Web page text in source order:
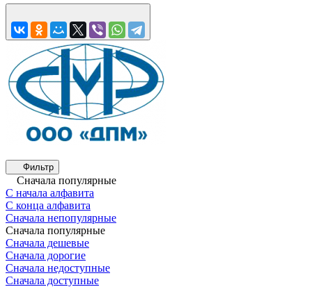
Фильтр
Сначала популярные
С начала алфавита
С конца алфавита
Сначала непопулярные
Сначала популярные
Сначала дешевые
Сначала дорогие
Сначала недоступные
Сначала доступные